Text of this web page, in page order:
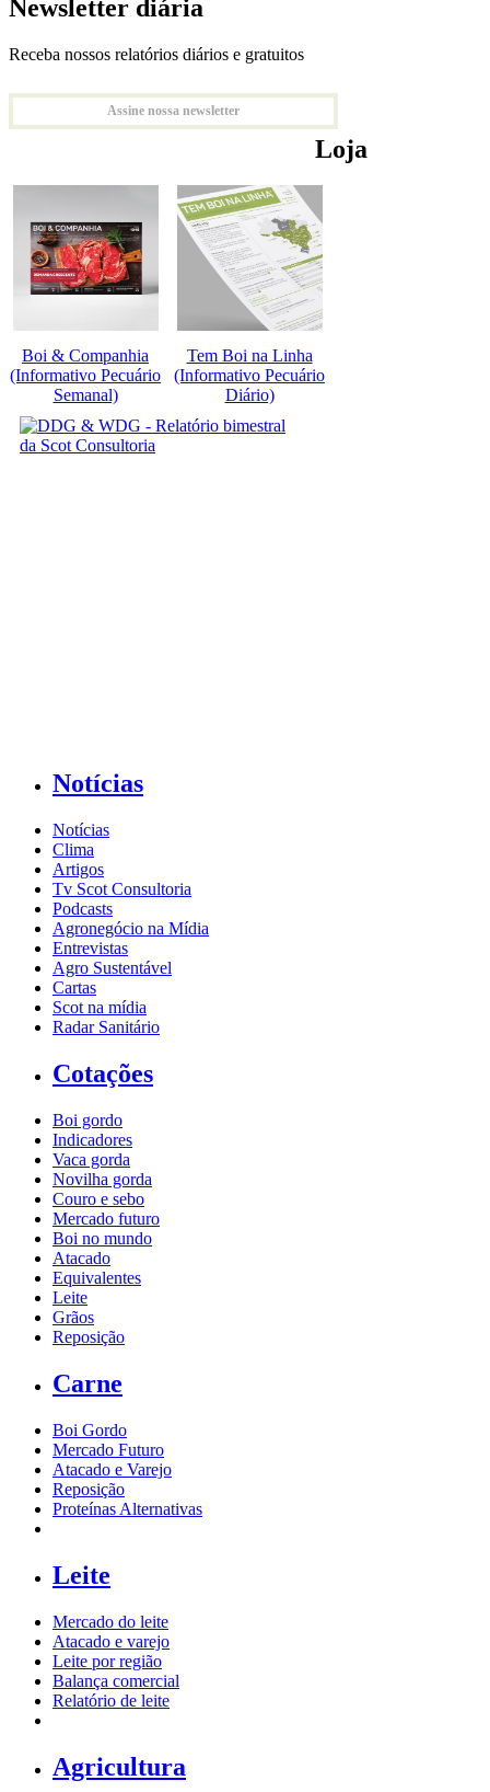
Newsletter diária
Receba nossos relatórios diários e gratuitos
Assine nossa newsletter
Loja
Boi & Companhia
(Informativo Pecuário
Semanal)
Tem Boi na Linha
(Informativo Pecuário
Diário)
Notícias
Notícias
Clima
Artigos
Tv Scot Consultoria
Podcasts
Agronegócio na Mídia
Entrevistas
Agro Sustentável
Cartas
Scot na mídia
Radar Sanitário
Cotações
Boi gordo
Indicadores
Vaca gorda
Novilha gorda
Couro e sebo
Mercado futuro
Boi no mundo
Atacado
Equivalentes
Leite
Grãos
Reposição
Carne
Boi Gordo
Mercado Futuro
Atacado e Varejo
Reposição
Proteínas Alternativas
Leite
Mercado do leite
Atacado e varejo
Leite por região
Balança comercial
Relatório de leite
Agricultura